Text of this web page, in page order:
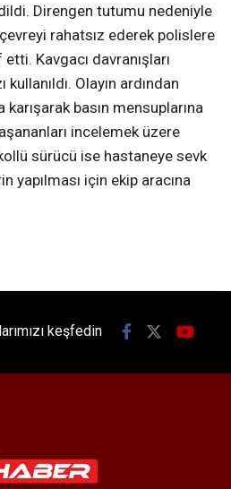
Direngen tutumu nedeniyle
rahatsız ederek polislere
Kavgacı davranışları
Olayın ardından
karışarak basın mensuplarına
incelemek üzere
sürücü ise hastaneye sevk
yapılması için ekip aracına
keşfedin